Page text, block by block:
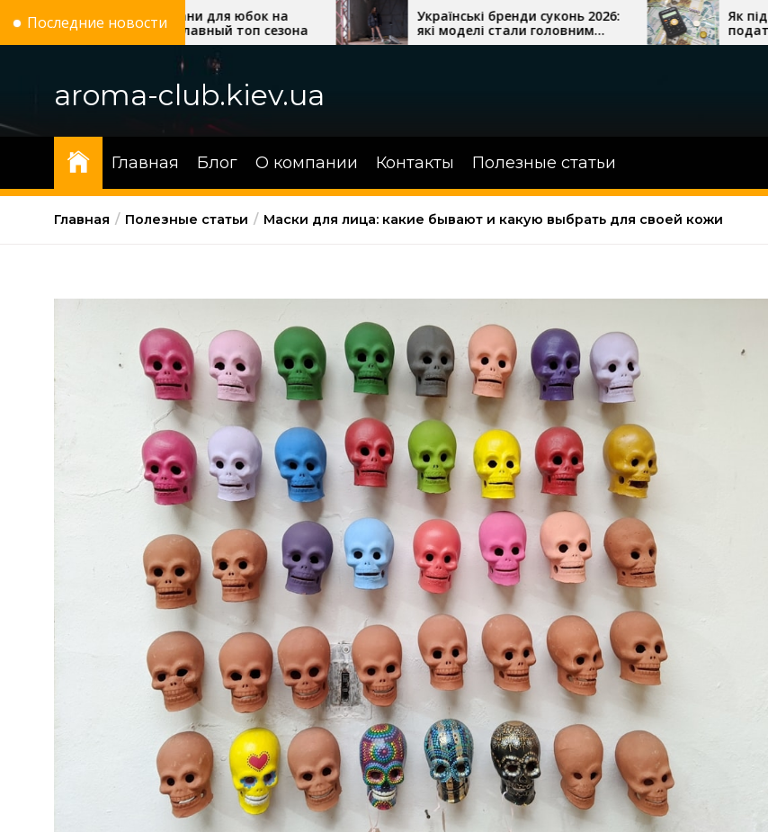
Последние новости
ткани для юбок на
2026: главный топ сезона
Українські бренди суконь 2026:
які моделі стали головним
трендом сезону
Як підготувати бізнес до
податкової перевірки
aroma-club.kiev.ua
Главная Блог О компании Контакты Полезные статьи
Главная Полезные статьи Маски для лица: какие бывают и какую выбрать для своей кожи